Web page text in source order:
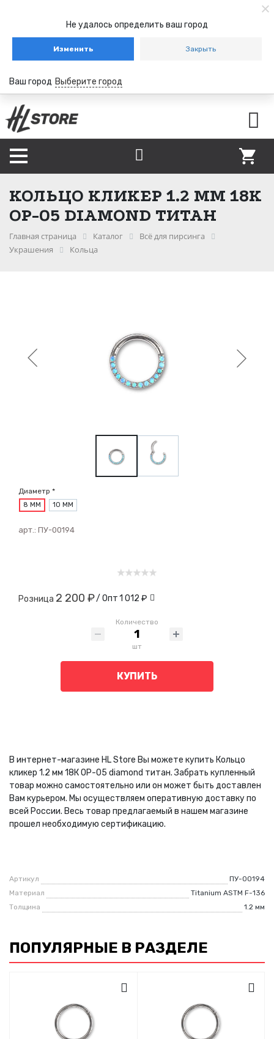
Не удалось определить ваш город
Изменить Закрыть
Ваш город Выберите город
КОЛЬЦО КЛИКЕР 1.2 ММ 18К
OP-05 DIAMOND ТИТАН
Главная страница Каталог
Всё для пирсинга
Украшения
Кольца
Диаметр *
8 ММ 10 ММ
арт.: ПУ-00194
Розница 2 200 ₽/ Опт1 012 ₽
Количество
шт
КУПИТЬ
В интернет-магазине HL Store Вы можете купить Кольцо
кликер 1.2 мм 18К OP-05 diamond титан. Забрать купленный
товар можно самостоятельно или он может быть доставлен
Вам курьером. Мы осуществляем оперативную доставку по
всей России. Весь товар предлагаемый в нашем магазине
прошел необходимую сертификацию.
Артикул
ПУ-00194
Материал
Titanium ASTM F-136
Толщина
1.2 мм
ПОПУЛЯРНЫЕ В РАЗДЕЛЕ